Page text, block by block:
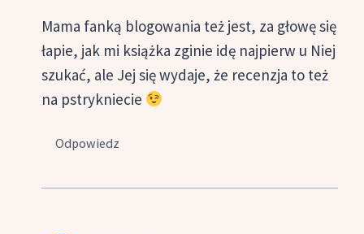
Mama fanką blogowania też jest, za głowę się
łapie, jak mi książka zginie idę najpierw u Niej
szukać, ale Jej się wydaje, że recenzja to też
na pstrykniecie
Odpowiedz